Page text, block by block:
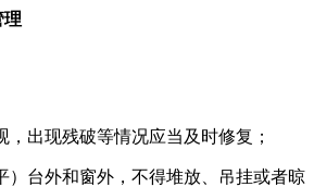
出现残破等情况应当及时修复；
）台外和窗外，不得堆放、吊挂或者晾